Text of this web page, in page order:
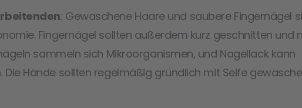
: Gewaschene Haare und saubere Fingernägel
Fingernägel sollten außerdem kurz geschnitten und
sammeln sich Mikroorganismen, und Nagellack kann
Die Hände sollten regelmäßig gründlich mit Seife